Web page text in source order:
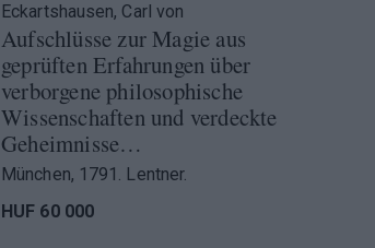
Eckartshausen, Carl von
Aufschlüsse zur Magie aus
geprüften Erfahrungen über
verborgene philosophische
Wissenschaften und verdeckte
Geheimnisse…
München, 1791. Lentner.
HUF 60 000